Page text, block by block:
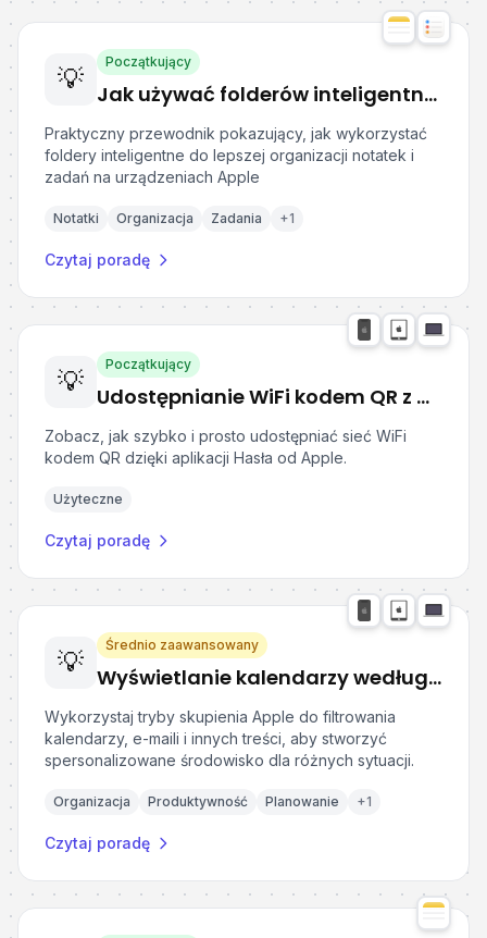
💡
Początkujący
Jak używać folderów inteligentnych w Notatkach i Przypomnieniach Apple?
Praktyczny przewodnik pokazujący, jak wykorzystać
foldery inteligentne do lepszej organizacji notatek i
zadań na urządzeniach Apple
Notatki Organizacja Zadania +1
Czytaj poradę
💡
Początkujący
Udostępnianie WiFi kodem QR z Apple Hasła
Zobacz, jak szybko i prosto udostępniać sieć WiFi
kodem QR dzięki aplikacji Hasła od Apple.
Użyteczne
Czytaj poradę
💡
Średnio zaawansowany
Wyświetlanie kalendarzy według trybu skupienia w urządzeniach Apple
Wykorzystaj tryby skupienia Apple do filtrowania
kalendarzy, e-maili i innych treści, aby stworzyć
spersonalizowane środowisko dla różnych sytuacji.
Organizacja Produktywność Planowanie +1
Czytaj poradę